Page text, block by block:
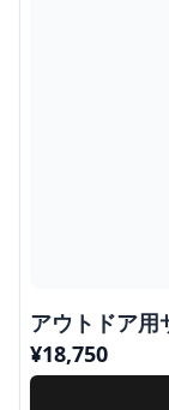
アウトドア用
¥18,750